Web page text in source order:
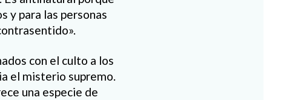
y para las personas
con el culto a los
el misterio supremo.
una especie de